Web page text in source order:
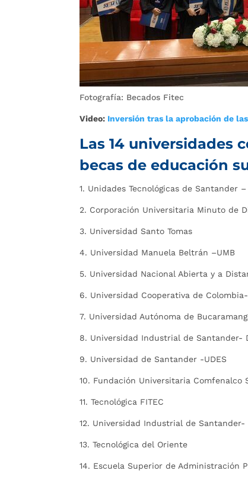
Fotografía: Becados Fitec
Video: Inversión tras la aprobación de
Las 14 universidades
becas de educación
1. Unidades Tecnológicas de Santander –
2. Corporación Universitaria Minuto de
3. Universidad Santo Tomas
4. Universidad Manuela Beltrán –UMB
5. Universidad Nacional Abierta y a
6. Universidad Cooperativa de Colombia-
7. Universidad Autónoma de
8. Universidad Industrial de Santander-
9. Universidad de Santander -UDES
10. Fundación Universitaria Comfenalco
11. Tecnológica FITEC
12. Universidad Industrial de Santander-
13. Tecnológica del Oriente
14. Escuela Superior de Administración